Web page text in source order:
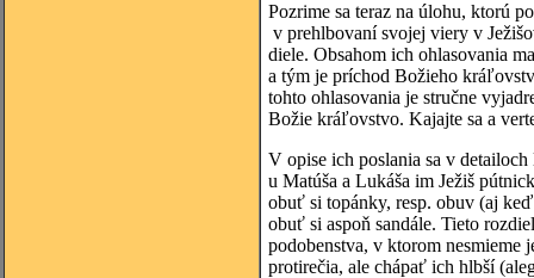
Pozrime sa teraz na úlohu, ktorú
v prehlbovaní svojej viery v
diele. Obsahom ich ohlasovania
a tým je príchod Božieho
tohto ohlasovania je stručne
Božie kráľovstvo. Kajajte sa a
V opise ich poslania sa v
u Matúša a Lukáša im Ježiš
obuť si topánky, resp. obuv (aj
obuť si aspoň sandále. Tieto
podobenstva, v ktorom
protirečia, ale chápať ich hlbší